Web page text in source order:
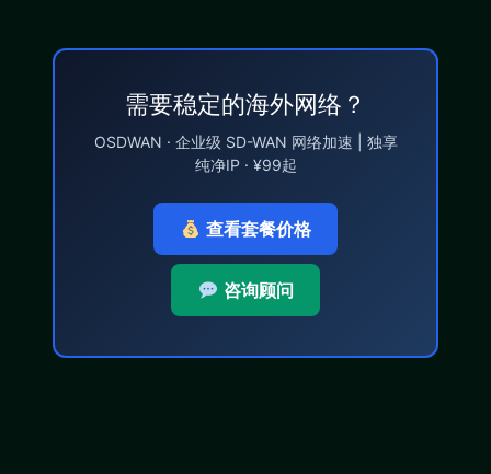
需要稳定的海外网络？
OSDWAN · 企业级 SD-WAN 网络加速 | 独享
纯净IP · ¥99起
查看套餐价格
咨询顾问